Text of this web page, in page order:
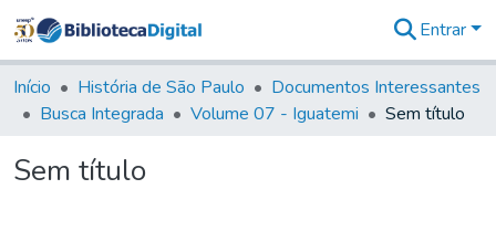
&
Coleções
Tudo na
Entrar
Início História de São Paulo
Documentos Interessantes
Busca Integrada
Volume 07 - Iguatemi Sem título
Sem título